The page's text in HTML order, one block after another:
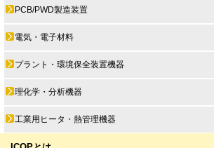
PCB/PWD製造装置
電気・電子材料
プラント・環境保全装置機器
理化学・分析機器
工業用ヒータ・熱管理機器